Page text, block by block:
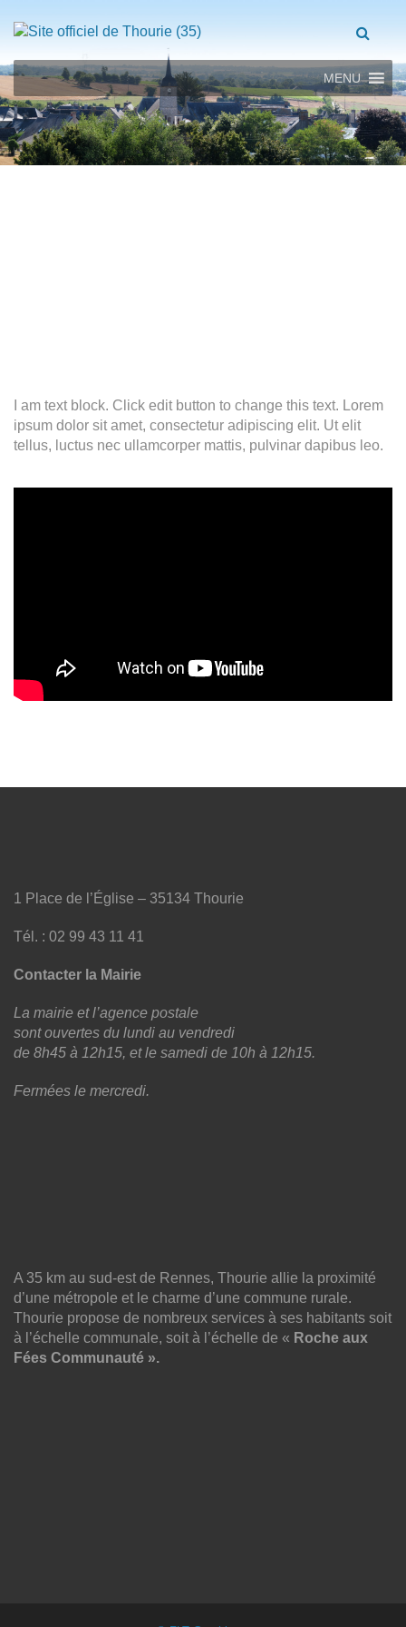
MENU
I am text block. Click edit button to change this text. Lorem
ipsum dolor sit amet, consectetur adipiscing elit. Ut elit
tellus, luctus nec ullamcorper mattis, pulvinar dapibus leo.
1 Place de l’Église – 35134 Thourie
Tél. : 02 99 43 11 41
Contacter la Mairie
La mairie et l’agence postale
sont ouvertes du lundi au vendredi
de 8h45 à 12h15, et le samedi de 10h à 12h15.
Fermées le mercredi.
A 35 km au sud-est de Rennes, Thourie allie la proximité
d’une métropole et le charme d’une commune rurale.
Thourie propose de nombreux services à ses habitants soit
à l’échelle communale, soit à l’échelle de « Roche aux
Fées Communauté ».